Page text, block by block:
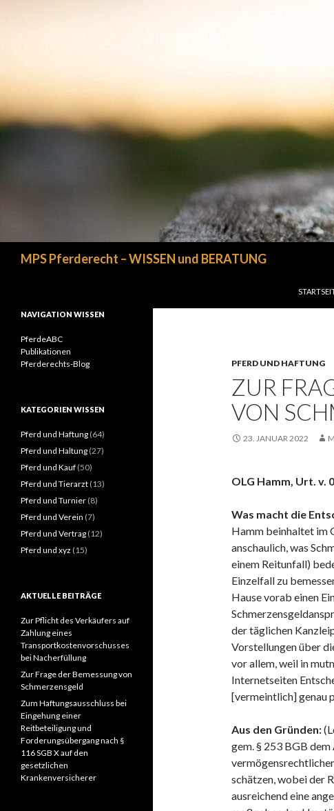
MPS Pferderecht – WISSEN und BERATUNG
PFERD UND HAFTUNG
ZUR
VON
23. JANUAR 2022
OLG Hamm, Urt. v.
Was macht die
Hamm beinhaltet im
anschaulich, was
einem Reitunfall)
Einzelfall zu
Hause vorab einen
der täglichen
Vorstellungen über
vor allem, weil in
Internetseiten
[vermeintlich] genau
Aus den Gründen:
gem. § 253 BGB
schätzen, wobei der
ausreichend eine
NAVIGATION WISSEN
PferdeABC
Publikationen
Pferderechts-Blog
KATEGORIEN WISSEN
Pferd und Haftung (64)
Pferd und Haltung (27)
Pferd und Kauf (50)
Pferd und Tierarzt (13)
Pferd und Turnier (8)
Pferd und Verein (7)
Pferd und Vertrag (12)
Pferd und xyz (15)
AKTUELLE BEITRÄGE
Zur Pflicht des Verkäufers auf
Zahlung eines
Transportkostenvorschusses
bei Nacherfüllung
Zur Frage der Bemessung von
Schmerzensgeld
Zum Haftungsausschluss bei
Eingehung einer
Reitbeteiligung und
Forderungsübergang nach §
116 SGB X auf den
gesetzlichen
Krankenversicherer